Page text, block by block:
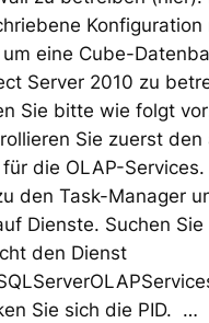
um eine Cube-
Server 2010 zu
Sie bitte wie folgt
Sie zuerst
die OLAP-
den Task-Manager
Dienste. Suchen
den Dienst
Sie sich die PID. …